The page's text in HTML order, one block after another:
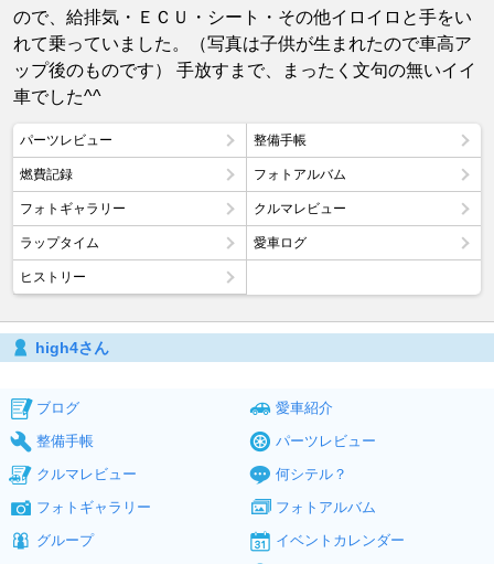
ので、給排気・ＥＣＵ・シート・その他イロイロと手をい
れて乗っていました。（写真は子供が生まれたので車高ア
ップ後のものです） 手放すまで、まったく文句の無いイイ
車でした^^
パーツレビュー 整備手帳
燃費記録 フォトアルバム
フォトギャラリー クルマレビュー
ラップタイム 愛車ログ
ヒストリー
high4さん
ブログ
愛車紹介
整備手帳
パーツレビュー
クルマレビュー
何シテル？
フォトギャラリー
フォトアルバム
グループ
イベントカレンダー